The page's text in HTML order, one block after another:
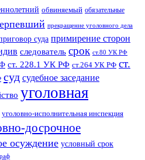
обвиняемый обязательные
прекращение уголовного дела
суда примирение сторон
следователь срок ст.80 УК РФ
ст. 228.1 УК РФ ст.264 УК РФ ст.
суд судебное заседание
уголовная
уголовно-исполнительная инспекция
досрочное
осуждение условный срок